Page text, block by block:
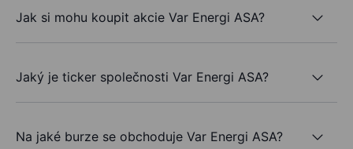
Jak si mohu koupit akcie Var Energi ASA?
Jaký je ticker společnosti Var Energi ASA?
Na jaké burze se obchoduje Var Energi ASA?